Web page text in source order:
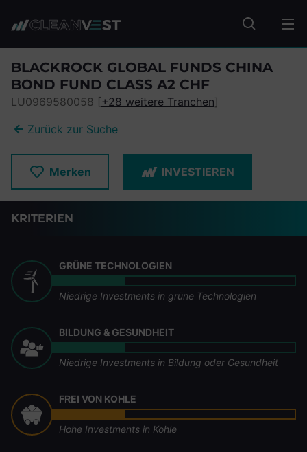
Fonds
BLACKROCK GLOBAL FUNDS CHINA
BOND FUND CLASS A2 CHF
LU0969580058 [+28 weitere Tranchen]
Zurück zur Suche
Merken INVESTIEREN
KRITERIEN
GRÜNE TECHNOLOGIEN
Niedrige Investments in grüne Technologien
BILDUNG & GESUNDHEIT
Niedrige Investments in Bildung oder Gesundheit
FREI VON KOHLE
Hohe Investments in Kohle